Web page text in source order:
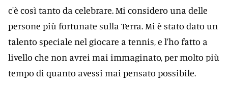
c'è così tanto da celebrare. Mi considero una delle
persone più fortunate sulla Terra. Mi è stato dato un
talento speciale nel giocare a tennis, e l'ho fatto a
livello che non avrei mai immaginato, per molto più
tempo di quanto avessi mai pensato possibile.